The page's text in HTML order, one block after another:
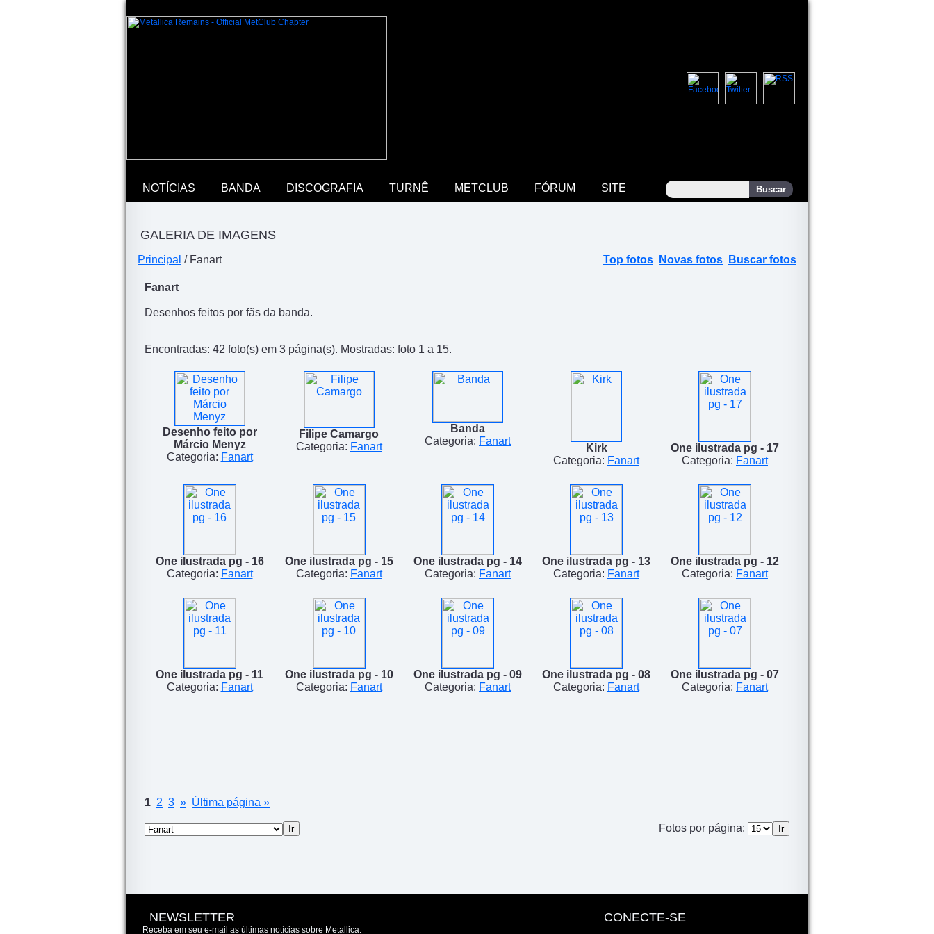
NOTÍCIAS BANDA DISCOGRAFIA TURNÊ METCLUB FÓRUM SITE
GALERIA DE IMAGENS
Principal / Fanart Top fotos Novas fotos Buscar fotos
Fanart
Desenhos feitos por fãs da banda.
Encontradas: 42 foto(s) em 3 página(s). Mostradas: foto 1 a 15.
Desenho feito por
Márcio Menyz
Categoria: Fanart
Filipe Camargo
Categoria: Fanart
Banda
Categoria: Fanart
Kirk
Categoria: Fanart
One ilustrada pg - 17
Categoria: Fanart
One ilustrada pg - 16
Categoria: Fanart
One ilustrada pg - 15
Categoria: Fanart
One ilustrada pg - 14
Categoria: Fanart
One ilustrada pg - 13
Categoria: Fanart
One ilustrada pg - 12
Categoria: Fanart
One ilustrada pg - 11
Categoria: Fanart
One ilustrada pg - 10
Categoria: Fanart
One ilustrada pg - 09
Categoria: Fanart
One ilustrada pg - 08
Categoria: Fanart
One ilustrada pg - 07
Categoria: Fanart
1 2 3 » Última página »
Fotos por página:
NEWSLETTER
Receba em seu e-mail as últimas notícias sobre Metallica:
CONECTE-SE